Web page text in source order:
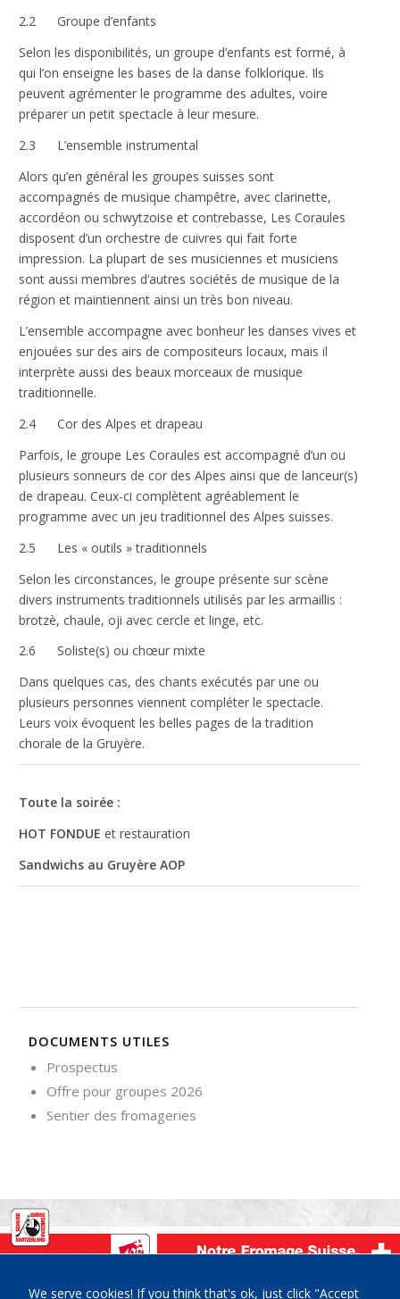
2.2 Groupe d’enfants
Selon les disponibilités, un groupe d’enfants est formé, à
qui l’on enseigne les bases de la danse folklorique. Ils
peuvent agrémenter le programme des adultes, voire
préparer un petit spectacle à leur mesure.
2.3 L’ensemble instrumental
Alors qu’en général les groupes suisses sont
accompagnés de musique champêtre, avec clarinette,
accordéon ou schwytzoise et contrebasse, Les Coraules
disposent d’un orchestre de cuivres qui fait forte
impression. La plupart de ses musiciennes et musiciens
sont aussi membres d’autres sociétés de musique de la
région et maintiennent ainsi un très bon niveau.
L’ensemble accompagne avec bonheur les danses vives et
enjouées sur des airs de compositeurs locaux, mais il
interprète aussi des beaux morceaux de musique
traditionnelle.
2.4 Cor des Alpes et drapeau
Parfois, le groupe Les Coraules est accompagné d’un ou
plusieurs sonneurs de cor des Alpes ainsi que de lanceur(s)
de drapeau. Ceux-ci complètent agréablement le
programme avec un jeu traditionnel des Alpes suisses.
2.5 Les « outils » traditionnels
Selon les circonstances, le groupe présente sur scène
divers instruments traditionnels utilisés par les armaillis :
brotzè, chaule, oji avec cercle et linge, etc.
2.6 Soliste(s) ou chœur mixte
Dans quelques cas, des chants exécutés par une ou
plusieurs personnes viennent compléter le spectacle.
Leurs voix évoquent les belles pages de la tradition
chorale de la Gruyère.
Toute la soirée :
HOT FONDUE et restauration
Sandwichs au Gruyère AOP
DOCUMENTS UTILES
Prospectus
Offre pour groupes 2026
Sentier des fromageries
We serve cookies! If you think that's ok, just click "Accept